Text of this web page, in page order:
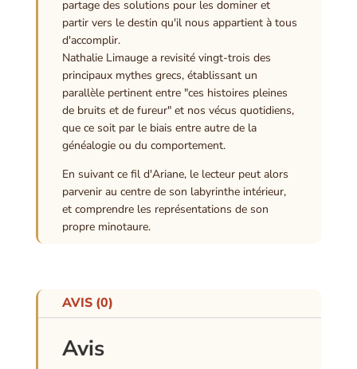
partage des solutions pour les dominer et
partir vers le destin qu'il nous appartient à tous
d'accomplir.
Nathalie Limauge a revisité vingt-trois des
principaux mythes grecs, établissant un
parallèle pertinent entre "ces histoires pleines
de bruits et de fureur" et nos vécus quotidiens,
que ce soit par le biais entre autre de la
généalogie ou du comportement.
En suivant ce fil d'Ariane, le lecteur peut alors
parvenir au centre de son labyrinthe intérieur,
et comprendre les représentations de son
propre minotaure.
AVIS (0)
Avis